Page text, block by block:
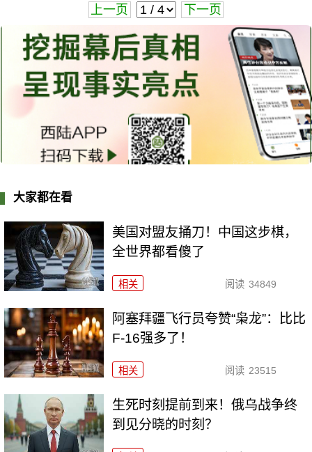
上一页 下一页
大家都在看
美国对盟友捅刀！中国这步棋，
全世界都看傻了
相关 阅读 34849
阿塞拜疆飞行员夸赞“枭龙”：比比
F-16强多了！
相关 阅读 23515
生死时刻提前到来！俄乌战争终
到见分晓的时刻？